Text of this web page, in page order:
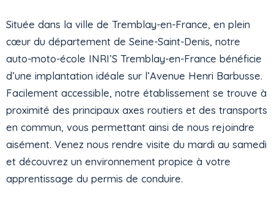
Située dans la ville de Tremblay-en-France, en plein
cœur du département de Seine-Saint-Denis, notre
auto-moto-école INRI’S Tremblay-en-France bénéficie
d’une implantation idéale sur l’Avenue Henri Barbusse.
Facilement accessible, notre établissement se trouve à
proximité des principaux axes routiers et des transports
en commun, vous permettant ainsi de nous rejoindre
aisément. Venez nous rendre visite du mardi au samedi
et découvrez un environnement propice à votre
apprentissage du permis de conduire.